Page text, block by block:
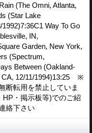
(The Omni, Atlanta,
(Star Lake
Way To Go
IN,
Garden, New York,
(Spectrum,
Between (Oakland-
CA, 12/11/1994)13:25 ※
断転用を禁止していま
・掲示板等)でのご紹
絡下さい